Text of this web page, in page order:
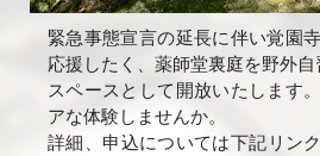
緊急事態宣言の延長に伴い覚園
応援したく、薬師堂裏庭を野外自
スペースとして開放いたします
アな体験しませんか。
詳細、申込については下記リン